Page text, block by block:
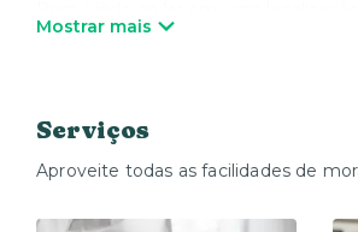
praticidade e conforto em uma das
Auto Check-in Digital | Cozinha
Recomendações
Esse prédio é gerenciado por
Mostrar mais
Serviços
Aproveite todas as facilidades de